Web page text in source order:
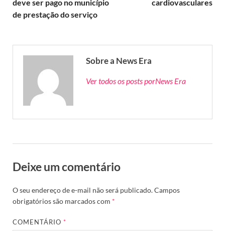
deve ser pago no município
de prestação do serviço
cardiovasculares
Sobre a News Era
Ver todos os posts porNews Era
Deixe um comentário
O seu endereço de e-mail não será publicado.Campos
obrigatórios são marcados com *
COMENTÁRIO*